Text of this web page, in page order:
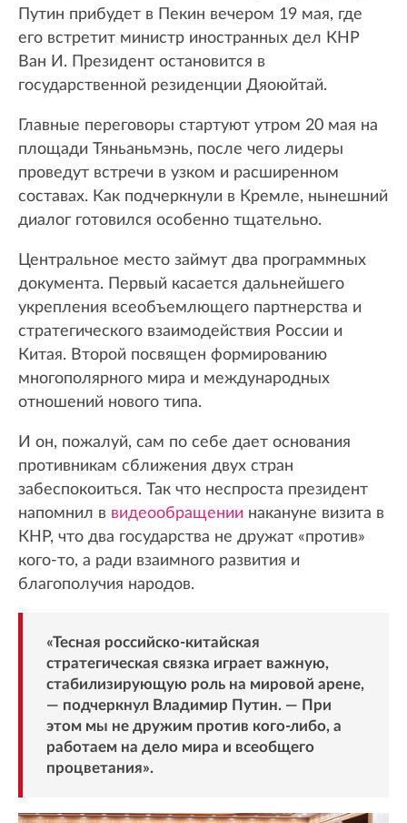
Путин прибудет в Пекин вечером 19 мая, где
его встретит министр иностранных дел КНР
Ван И. Президент остановится в
государственной резиденции Дяоюйтай.
Главные переговоры стартуют утром 20 мая на
площади Тяньаньмэнь, после чего лидеры
проведут встречи в узком и расширенном
составах. Как подчеркнули в Кремле, нынешний
диалог готовился особенно тщательно.
Центральное место займут два программных
документа. Первый касается дальнейшего
укрепления всеобъемлющего партнерства и
стратегического взаимодействия России и
Китая. Второй посвящен формированию
многополярного мира и международных
отношений нового типа.
И он, пожалуй, сам по себе дает основания
противникам сближения двух стран
забеспокоиться. Так что неспроста президент
напомнил в видеообращении накануне визита в
КНР, что два государства не дружат «против»
кого-то, а ради взаимного развития и
благополучия народов.
«Тесная российско-китайская
стратегическая связка играет важную,
стабилизирующую роль на мировой арене,
— подчеркнул Владимир Путин. — При
этом мы не дружим против кого-либо, а
работаем на дело мира и всеобщего
процветания».